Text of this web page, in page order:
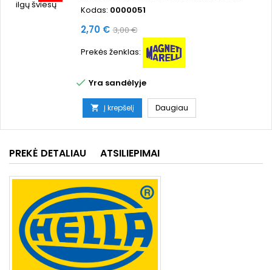
Kodas: 0000051
Kaina
2,70 € Bazinė
3,00 €
Prekės ženklas:
 Yra sandėlyje
 Į krepšelį Daugiau
PREKĖ DETALIAU ATSILIEPIMAI